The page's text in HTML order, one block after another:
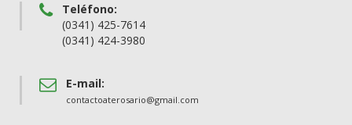
Teléfono:
(0341) 425-7614
(0341) 424-3980
E-mail:
contactoaterosario@gmail.com